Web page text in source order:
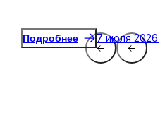
Подробнее 7 июля 2026